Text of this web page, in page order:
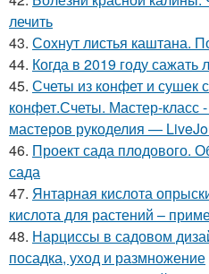
лечить
43. Сохнут листья каштана.
44. Когда в 2019 году сажать
45. Счеты из конфет и сушек
конфет.Счеты. Мастер-
мастеров рукоделия —
46. Проект сада плодового.
сада
47. Янтарная кислота
кислота для растений –
48. Нарциссы в садовом
посадка, уход и размножение